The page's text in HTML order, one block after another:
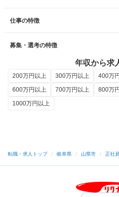
仕事の特徴
募集・選考の特徴
年収から求
200万円以上 300万円以上 400万
600万円以上
700万円以上 800万
1000万円以上
転職・求人トップ / 岐阜県 / 山県市 / 正社員